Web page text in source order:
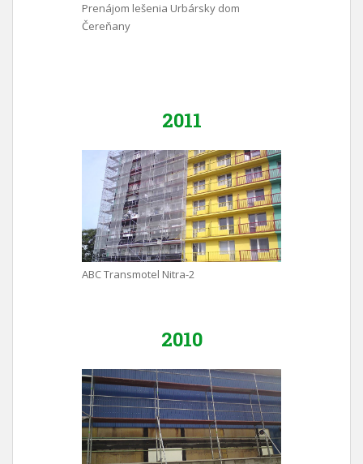
Prenájom lešenia Urbársky dom
Čereňany
2011
ABC Transmotel Nitra-2
2010